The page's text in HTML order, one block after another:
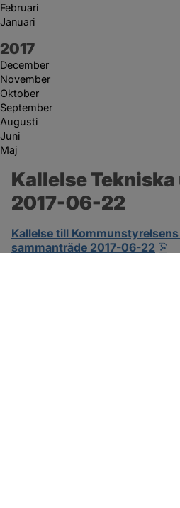
Februari
Januari
År:
2017
December
November
Oktober
September
Augusti
Juni
Maj
Kallelse
2017-06-22
Kallelse till
sammanträde 2017-06-22